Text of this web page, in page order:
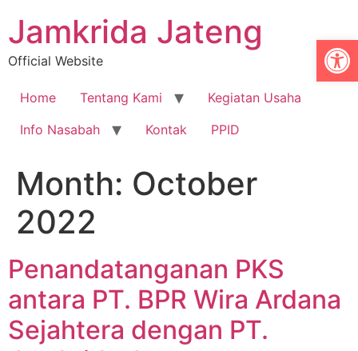
Jamkrida Jateng
Official Website
Home Tentang Kami
Kegiatan Usaha
Info Nasabah
Kontak PPID
Month: October
2022
Penandatanganan PKS
antara PT. BPR Wira Ardana
Sejahtera dengan PT.